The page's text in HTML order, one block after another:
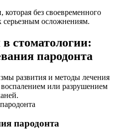
без своевременного
серьезным осложнениям.
стоматологии:
пародонта
развития и методы лечения
или разрушением
пародонта